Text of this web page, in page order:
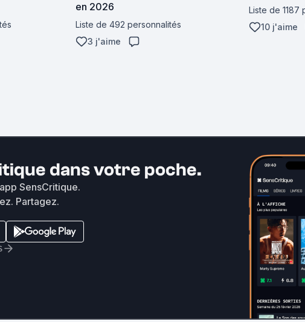
en 2026
Liste de 492 personnalités
3 j'aime
Liste de 1187
10 j'aime
dans votre poche.
SensCritique.
Partagez.